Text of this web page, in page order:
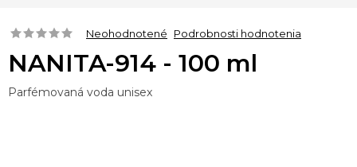
Neohodnotené Podrobnosti hodnotenia
NANITA-914 - 100 ml
Parfémovaná voda unisex